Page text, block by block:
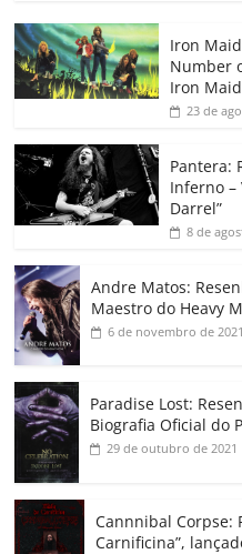
c
e
b
o
o
k
itt
er
at
s
A
p
Iron
Number
Iron
23 de
Pantera:
Inferno –
Darrel”
8 de
Andre Matos:
Maestro do Heavy
6 de novembro de 2021
Paradise Lost:
Biografia Oficial do
29 de outubro de 2021
Cannnibal Corpse:
Carnificina”,